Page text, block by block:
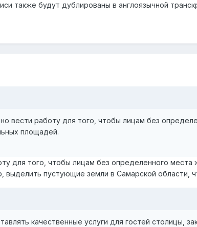
также будут дублированы в англоязычной
вести работу для того, чтобы лицам без
площадей.
для того, чтобы лицам без определенного
выделить пустующие земли в Самарской области,
качественные услуги для гостей столицы,